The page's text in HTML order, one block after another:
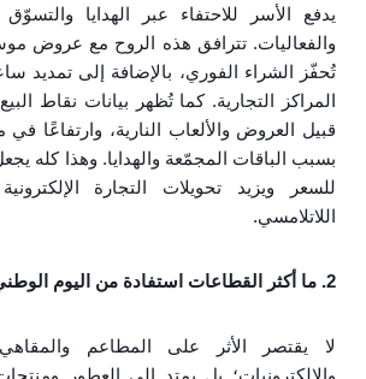
يدفع الأسر للاحتفاء عبر الهدايا
والفعاليات. تترافق هذه الروح مع عروض
تُحفّز الشراء الفوري، بالإضافة إلى تمديد
المراكز التجارية. كما تُظهر بيانات نقاط
قبيل العروض والألعاب النارية، وارتفاعًا
بسبب الباقات المجمّعة والهدايا. وهذا كله
للسعر ويزيد تحويلات التجارة
اللاتلامسي.
2. ما أكثر القطاعات استفادة من اليوم الوطني؟
لا يقتصر الأثر على المطاعم